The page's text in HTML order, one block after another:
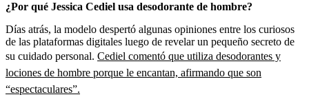
¿Por qué Jessica Cediel usa desodorante de hombre?
Días atrás, la modelo despertó algunas opiniones entre los curiosos
de las plataformas digitales luego de revelar un pequeño secreto de
su cuidado personal. Cediel comentó que utiliza desodorantes y
lociones de hombre porque le encantan, afirmando que son
“espectaculares”.